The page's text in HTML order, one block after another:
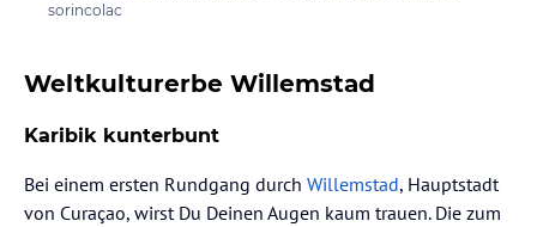
sorincolac
Weltkulturerbe Willemstad
Karibik kunterbunt
Bei einem ersten Rundgang durch Willemstad, Hauptstadt
von Curaçao, wirst Du Deinen Augen kaum trauen. Die zum